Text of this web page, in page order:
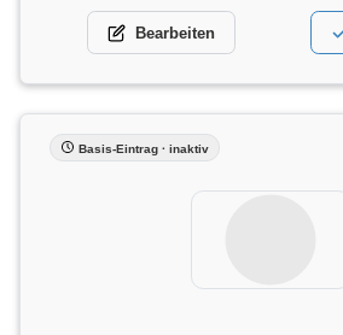
Bearbeiten
Basis-Eintrag · inaktiv